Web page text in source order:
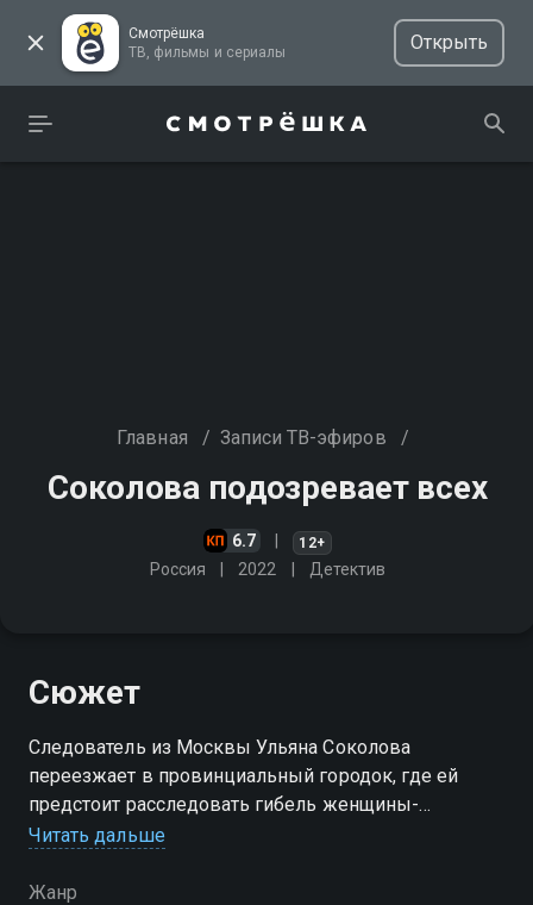
Смотрёшка
ТВ, фильмы и сериалы
Открыть
Главная / Записи ТВ-эфиров /
Соколова подозревает всех
6.7 12+
Россия 2022 Детектив
Сюжет
Следователь из Москвы Ульяна Соколова
переезжает в провинциальный городок, где ей
предстоит расследовать гибель женщины-
следователя и работать вместе с бывшим
Читать дальше
Жанр